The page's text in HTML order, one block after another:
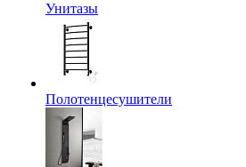
Унитазы
Полотенцесушители